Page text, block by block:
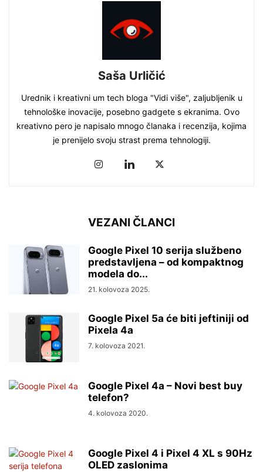
Saša Urličić
Urednik i kreativni um tech bloga "Vidi više", zaljubljenik u
tehnološke inovacije, posebno gadgete s ekranima. Ovo
kreativno pero je napisalo mnogo članaka i recenzija, kojima
je prenijelo svoju strast prema tehnologiji.
VEZANI ČLANCI
Google Pixel 10 serija službeno
predstavljena – od kompaktnog
modela do...
21. kolovoza 2025.
Google Pixel 5a će biti jeftiniji od
Pixela 4a
7. kolovoza 2021.
Google Pixel 4a – Novi best buy
telefon?
4. kolovoza 2020.
Google Pixel 4 i Pixel 4 XL s 90Hz
OLED zaslonima